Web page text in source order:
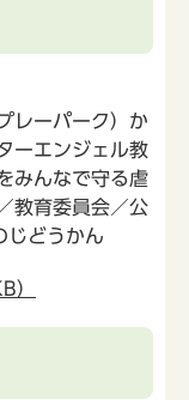
レーパーク）か
ーエンジェル教
みんなで守る虐
教育委員会／公
じどうかん
）